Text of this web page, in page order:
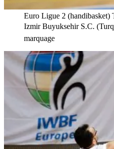
Euro Ligue 2 (handibasket)
Izmir Buyuksehir S.C.
marquage